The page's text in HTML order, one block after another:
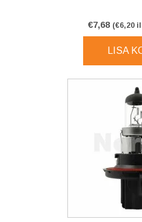
€7,68 (€6,20
LISA